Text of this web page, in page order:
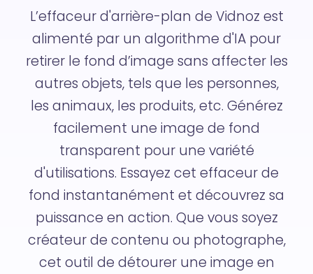
L’effaceur d'arrière-plan de Vidnoz est
alimenté par un algorithme d'IA pour
retirer le fond d’image sans affecter les
autres objets, tels que les personnes,
les animaux, les produits, etc. Générez
facilement une image de fond
transparent pour une variété
d'utilisations. Essayez cet effaceur de
fond instantanément et découvrez sa
puissance en action. Que vous soyez
créateur de contenu ou photographe,
cet outil de détourer une image en